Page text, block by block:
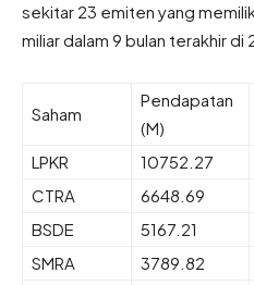
sekitar 23 emiten yang
miliar dalam 9 bulan terakhir di
Saham
Pendapatan
(M)
LPKR 10752.27
CTRA
6648.69
BSDE
5167.21
SMRA
3789.82